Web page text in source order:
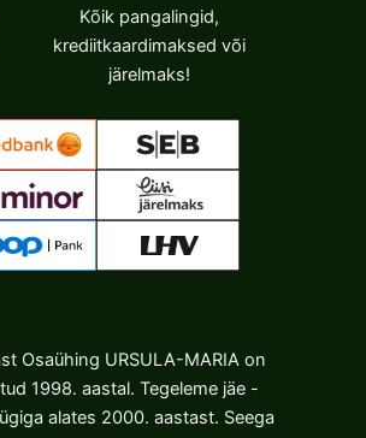
Kõik pangalingid,
krediitkaardimaksed või
järelmaks!
Osaühing URSULA-MARIA on
1998. aastal. Tegeleme jäe -
alates 2000. aastast. Seega